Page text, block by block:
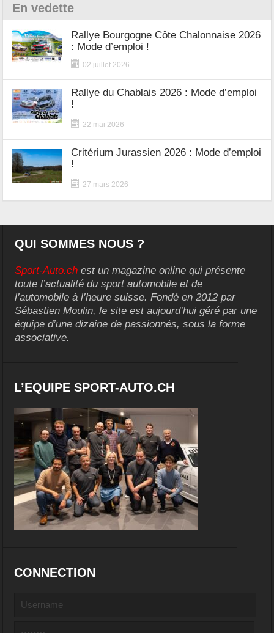
En vedette
Rallye Bourgogne Côte Chalonnaise 2026
: Mode d’emploi !
02 juillet 2026
Rallye du Chablais 2026 : Mode d’emploi
!
22 mai 2026
Critérium Jurassien 2026 : Mode d’emploi
!
27 mars 2026
QUI SOMMES NOUS ?
Sport-Auto.ch est un magazine online qui présente
toute l’actualité du sport automobile et de
l’automobile à l’heure suisse. Fondé en 2012 par
Sébastien Moulin, le site est aujourd’hui géré par une
équipe d’une dizaine de passionnés, sous la forme
associative.
L’EQUIPE SPORT-AUTO.CH
CONNECTION